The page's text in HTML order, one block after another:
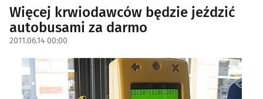
Więcej krwiodawców będzie jeździć
autobusami za darmo
2011.06.14 00:00